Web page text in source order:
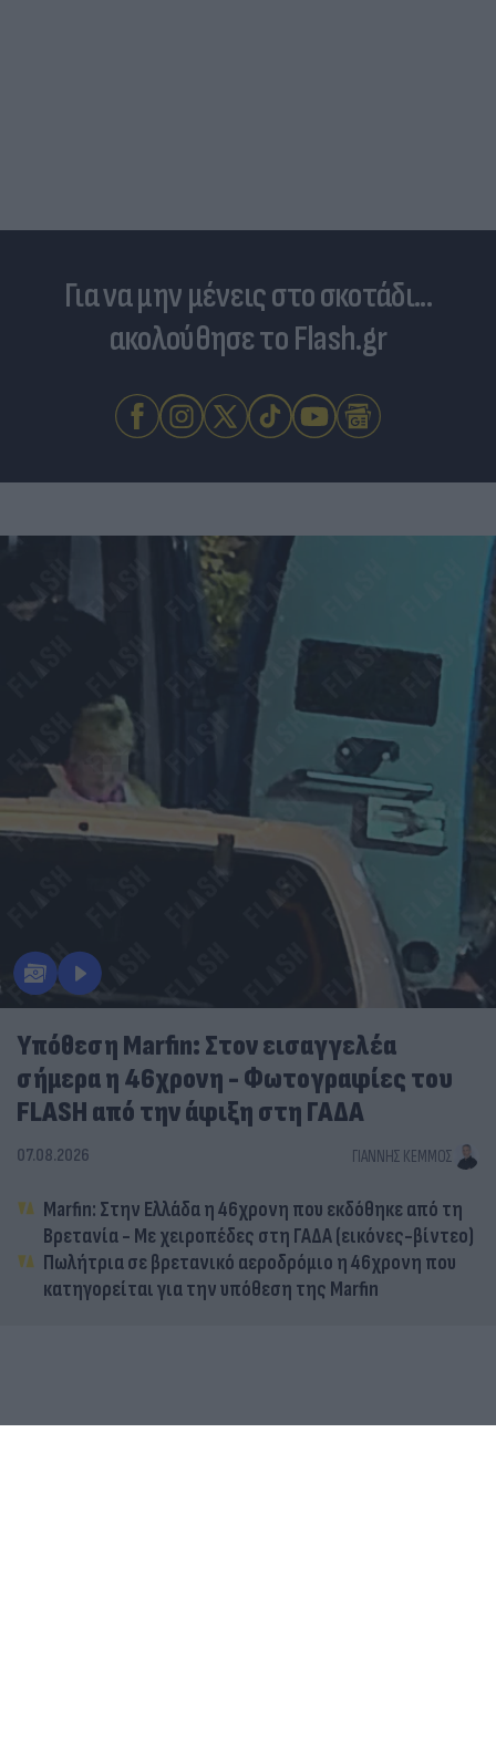
Για να μην μένεις στο σκοτάδι...
ακολούθησε το Flash.gr
Υπόθεση Marfin: Στον εισαγγελέα
σήμερα η 46χρονη - Φωτογραφίες του
FLASH από την άφιξη στη ΓΑΔΑ
07.08.2026 ΓΙΆΝΝΗΣ ΚΈΜΜΟΣ
Marfin: Στην Ελλάδα η 46χρονη που εκδόθηκε από τη
Βρετανία - Με χειροπέδες στη ΓΑΔΑ (εικόνες-βίντεο)
Πωλήτρια σε βρετανικό αεροδρόμιο η 46χρονη που
κατηγορείται για την υπόθεση της Marfin